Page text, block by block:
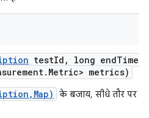
testId , long endTime
. Metric> metrics)
के बजाय, सीधे तौर पर